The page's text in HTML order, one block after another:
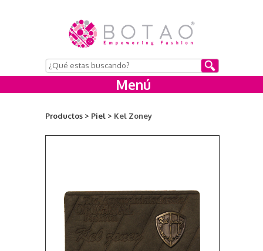
Menú
Productos > Piel > Kel Zoney